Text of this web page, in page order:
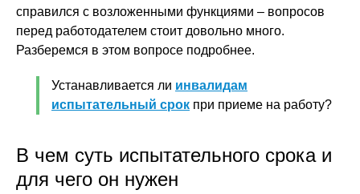
справился с возложенными функциями – вопросов
перед работодателем стоит довольно много.
Разберемся в этом вопросе подробнее.
Устанавливается ли инвалидам
испытательный срок при приеме на работу?
В чем суть испытательного срока и
для чего он нужен